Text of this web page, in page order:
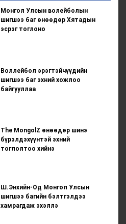
Монгол Улсын волейболын
шигшээ баг өнөөдөр Хятадын
эсрэг тоглоно
Воллейбол эрэгтэйчүүдийн
шигшээ баг эхний хожлоо
байгууллаа
The MongolZ өнөөдөр шинэ
бүрэлдэхүүнтэй эхний
тоглолтоо хийнэ
Ш.Энхийн-Од Монгол Улсын
шигшээ багийн бэлтгэлдээ
хамрагдаж эхэллэ